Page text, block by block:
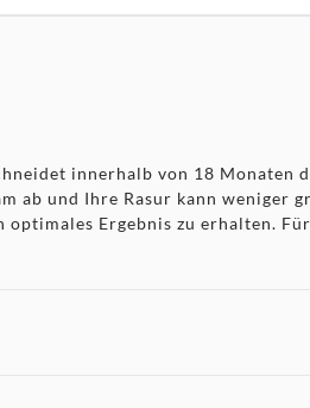
innerhalb von 18
ab und Ihre Rasur kann
Ergebnis zu erhalten.